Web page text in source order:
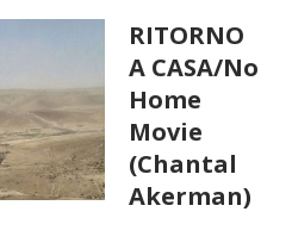
RITORNO
A CASA/No
Home
Movie
(Chantal
Akerman)